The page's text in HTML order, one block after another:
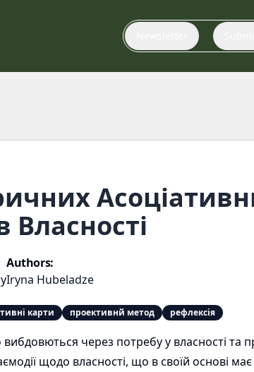
Authors:
Iryna Hubeladze
карти проективнй метод рефлексія
через потребу у власності та
щодо власності, що в своїй основі